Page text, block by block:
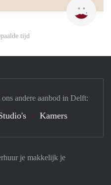
tijd
je makkelijk je
andere aanbod in Delft:
Kamers